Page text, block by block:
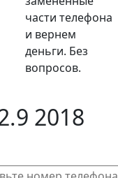
части телефона
и вернем
деньги. Без
вопросов.
2018